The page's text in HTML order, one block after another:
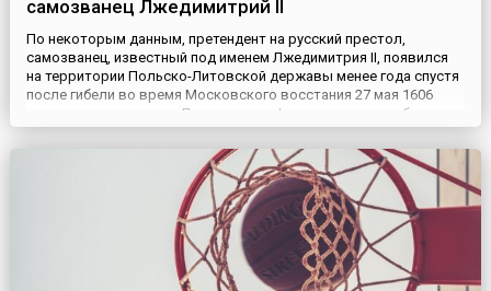
самозванец Лжедимитрий II
По некоторым данным, претендент на русский престол,
самозванец, известный под именем Лжедимитрия II, появился
на территории Польско-Литовской державы менее года спустя
после гибели во время Московского восстания 27 мая 1606
года царя-самозванца Лжедимитрия I, выдававшего себя за
сына Ивана Грозного, царевича Димитрия, якобы чудом
спасшегося от гибели еще в 1591 году.В 1607 году вокруг нового